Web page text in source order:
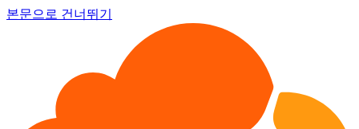
본문으로 건너뛰기